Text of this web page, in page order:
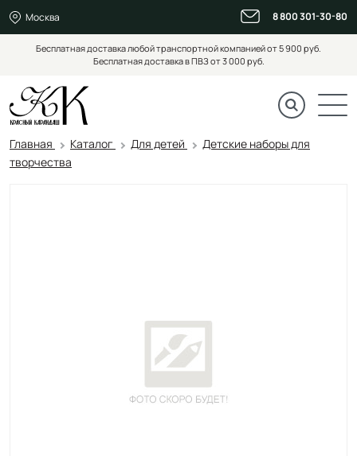
Москва 8 800 301-30-80
Бесплатная доставка любой транспортной компанией от 5 900 руб.
Бесплатная доставка в ПВЗ от 3 000 руб.
Главная Каталог Для детей
Детские наборы для
творчества